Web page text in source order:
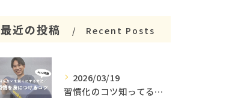
最近の投稿 Recent Posts
2026/03/19
習慣化のコツ知ってる😳？